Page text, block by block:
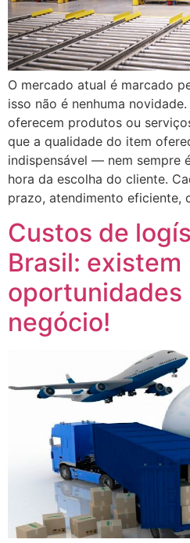
O mercado atual é marcado
isso não é nenhuma
oferecem produtos ou
que a qualidade do item
indispensável — nem sempre
hora da escolha do cliente.
prazo, atendimento eficiente,
Custos de
Brasil: existem
oportunidades
negócio!